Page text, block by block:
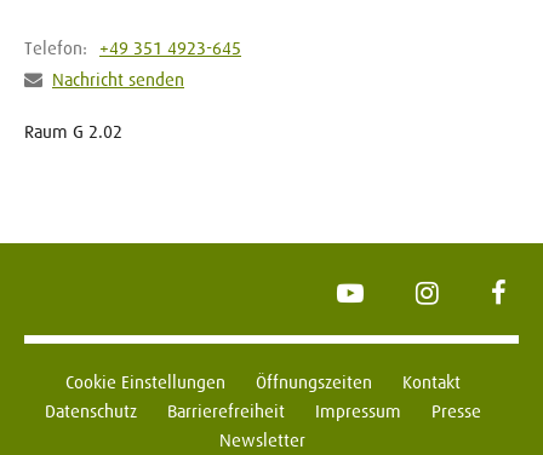
Telefon:
+49 351 4923-645
Nachricht senden
Raum G 2.02
YouTube Instagram
Cookie Einstellungen Öffnungszeiten
Kontakt
Datenschutz
Barrierefreiheit Impressum
Presse
Newsletter